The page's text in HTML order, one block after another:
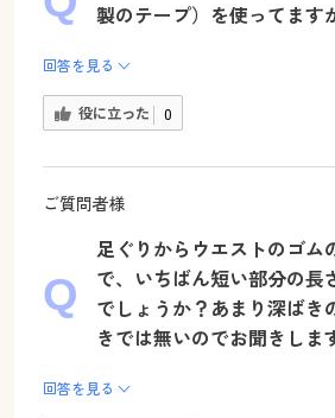
製のテープ）を使ってます
回答を見る
役に立った 0
ご質問者様
足ぐりからウエストのゴム
で、いちばん短い部分の長
でしょうか？あまり深ばき
きでは無いのでお聞きしま
回答を見る